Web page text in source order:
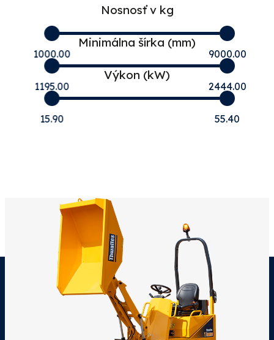
Nosnosť v kg
1000.00 9000.00
Minimálna šírka (mm)
1195.00 2444.00
Výkon (kW)
15.90 55.40